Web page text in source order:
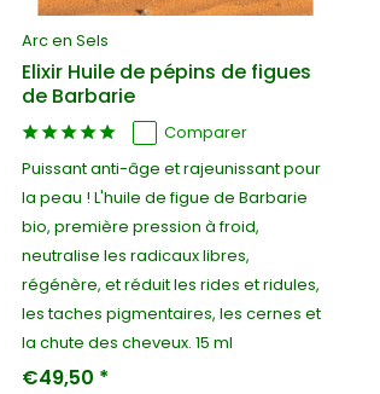
Arc en Sels
Elixir Huile de pépins de figues
de Barbarie
Comparer
Puissant anti-âge et rajeunissant pour
la peau ! L'huile de figue de Barbarie
bio, première pression à froid,
neutralise les radicaux libres,
régénère, et réduit les rides et ridules,
les taches pigmentaires, les cernes et
la chute des cheveux. 15 ml
€49,50 *